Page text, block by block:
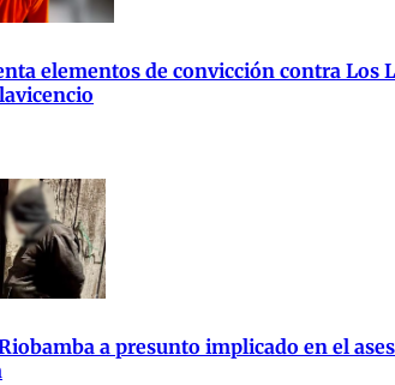
elementos de convicción contra Los
a presunto implicado en el